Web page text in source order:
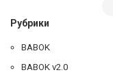
Рубрики
BABOK
BABOK v2.0